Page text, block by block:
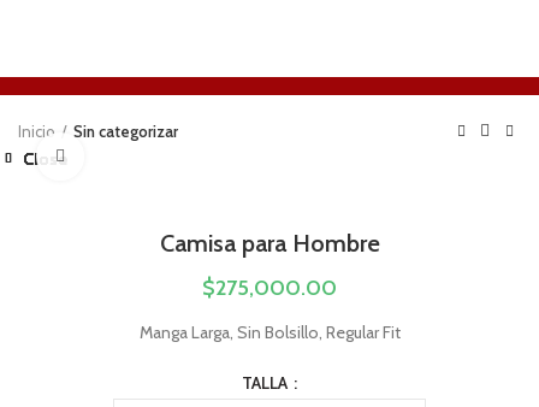
Inicio
Sin categorizar
Camisa para Hombre
$
Manga Larga, Sin Bolsillo, Regular Fit
TALLA
Close
Close
Close
Close
Close
Close
Close
Close